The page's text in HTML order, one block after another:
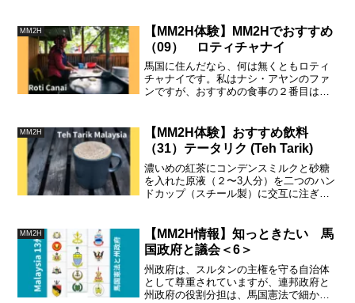
のセキュリティーチェックもありませ
ん。
MM2H
【MM2H体験】MM2Hでおすすめ
（09） ロティチャナイ
馬国に住んだなら、何は無くともロティ
チャナイです。私はナシ・アヤンのファ
ンですが、おすすめの食事の２番目は必
ロティチャナイは馬国ならどこででも直
ぐに食べれます。
MM2H
【MM2H体験】おすすめ飲料
（31）テータリク (Teh Tarik)
濃いめの紅茶にコンデンスミルクと砂糖
を入れた原液（２〜3人分）を二つのハン
ドカップ（スチール製）に交互に注ぎ込
リク（Teh Tarik）です。
MM2H
【MM2H情報】知っときたい 馬
国政府と議会＜6＞
州政府は、スルタンの主権を守る自治体
として尊重されていますが、連邦政府と
州政府の役割分担は、馬国憲法で細かく